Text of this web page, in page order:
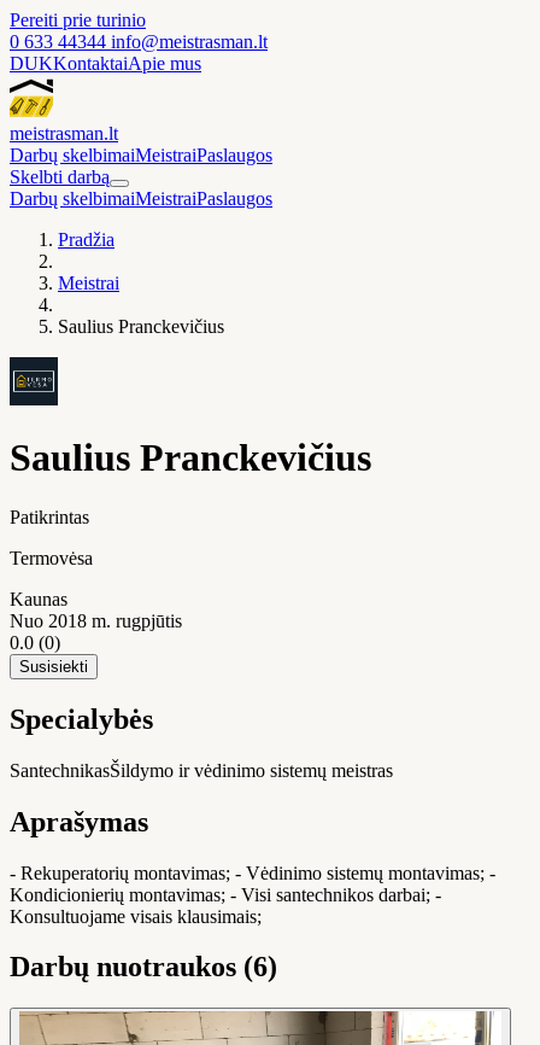
Pereiti prie turinio
0 633 44344 info@meistrasman.lt
DUKKontaktaiApie mus
meistrasman.lt
Darbų skelbimaiMeistraiPaslaugos
Skelbti darbą
Darbų skelbimaiMeistraiPaslaugos
Pradžia
Meistrai
Saulius Pranckevičius
Saulius Pranckevičius
Patikrintas
Termovėsa
Kaunas
Nuo 2018 m. rugpjūtis
0.0 (0)
Susisiekti
Specialybės
SantechnikasŠildymo ir vėdinimo sistemų meistras
Aprašymas
- Rekuperatorių montavimas; - Vėdinimo sistemų montavimas; -
Kondicionierių montavimas; - Visi santechnikos darbai; -
Konsultuojame visais klausimais;
Darbų nuotraukos (6)